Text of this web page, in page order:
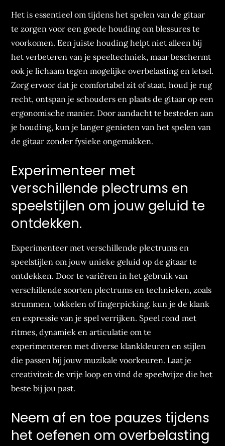
Het is essentieel om tijdens het spelen van de gitaar
te zorgen voor een goede houding om blessures te
voorkomen. Een juiste houding helpt niet alleen bij
het verbeteren van je speeltechniek, maar beschermt
ook je lichaam tegen mogelijke overbelasting en letsel.
Zorg ervoor dat je comfortabel zit of staat, houd je rug
recht, ontspan je schouders en plaats de gitaar op een
ergonomische manier. Door aandacht te besteden aan
je houding, kun je langer genieten van het spelen van
de gitaar zonder fysieke ongemakken.
Experimenteer met
verschillende plectrums en
speelstijlen om jouw geluid te
ontdekken.
Experimenteer met verschillende plectrums en
speelstijlen om jouw unieke geluid op de gitaar te
ontdekken. Door te variëren in het gebruik van
verschillende soorten plectrums en technieken, zoals
strummen, tokkelen of fingerpicking, kun je de klank
en expressie van je spel verrijken. Speel rond met
ritmes, dynamiek en articulatie om te
experimenteren met diverse klankkleuren en stijlen
die passen bij jouw muzikale voorkeuren. Laat je
creativiteit de vrije loop en vind de speelwijze die het
beste bij jou past.
Neem af en toe pauzes tijdens
het oefenen om overbelasting